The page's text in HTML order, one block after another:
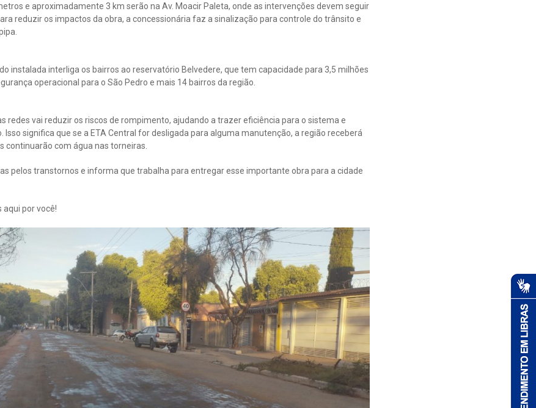
e aproximadamente 3 km serão na Av. Moacir Paleta, onde as intervenções devem seguir
reduzir os impactos da obra, a concessionária faz a sinalização para controle do trânsito e
instalada interliga os bairros ao reservatório Belvedere, que tem capacidade para 3,5 milhões
operacional para o São Pedro e mais 14 bairros da região.
redes vai reduzir os riscos de rompimento, ajudando a trazer eficiência para o sistema e
significa que se a ETA Central for desligada para alguma manutenção, a região receberá
continuarão com água nas torneiras.
pelos transtornos e informa que trabalha para entregar esse importante obra para a cidade
por você!